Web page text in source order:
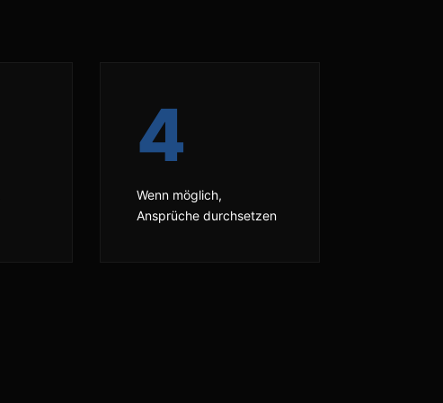
4
Wenn möglich,
Ansprüche durchsetzen